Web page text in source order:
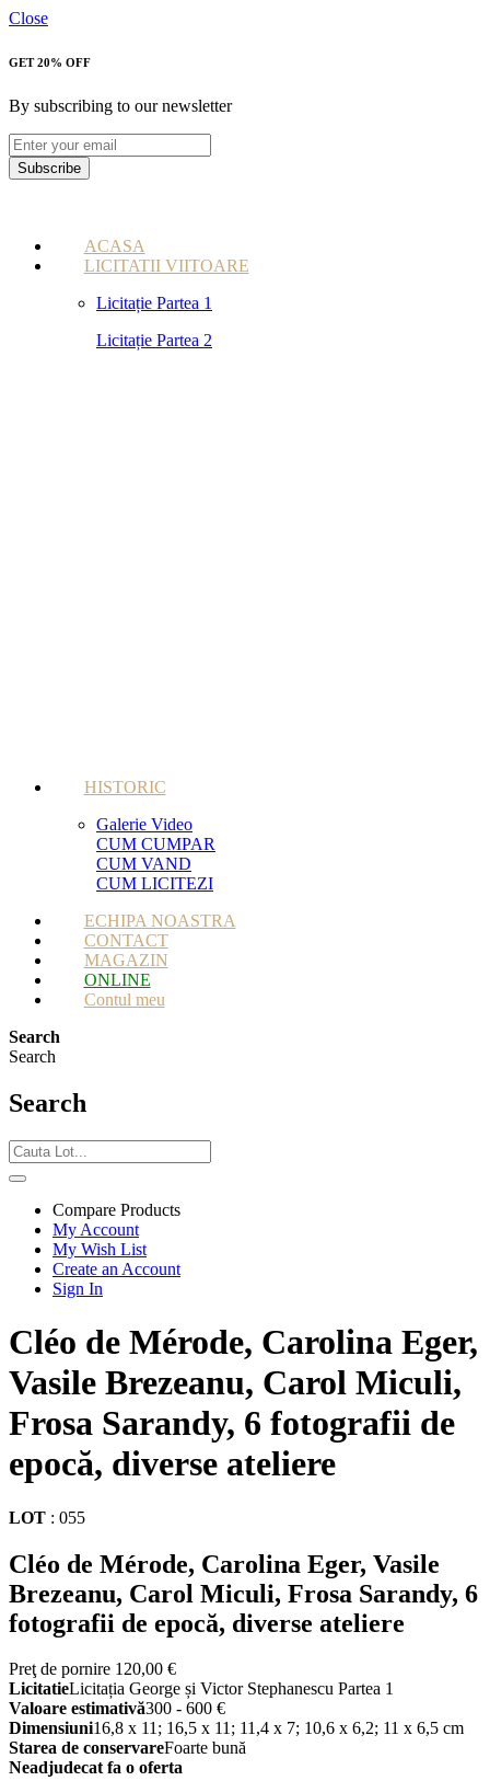
Close
GET 20% OFF
By subscribing to our newsletter
Subscribe
ACASA
LICITATII VIITOARE
Licitație Partea 1
Licitație Partea 2
HISTORIC
Galerie Video
CUM CUMPAR
CUM VAND
CUM LICITEZI
ECHIPA NOASTRA
CONTACT
MAGAZIN
ONLINE
Contul meu
Search
Search
Search
Compare Products
My Account
My Wish List
Create an Account
Sign In
Cléo de Mérode, Carolina Eger,
Vasile Brezeanu, Carol Miculi,
Frosa Sarandy, 6 fotografii de
epocă, diverse ateliere
LOT : 055
Cléo de Mérode, Carolina Eger, Vasile
Brezeanu, Carol Miculi, Frosa Sarandy, 6
fotografii de epocă, diverse ateliere
Preţ de pornire 120,00 €
LicitatieLicitația George și Victor Stephanescu Partea 1
Valoare estimativă300 - 600 €
Dimensiuni16,8 x 11; 16,5 x 11; 11,4 x 7; 10,6 x 6,2; 11 x 6,5 cm
Starea de conservareFoarte bună
Neadjudecat fa o oferta